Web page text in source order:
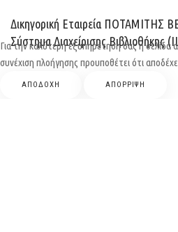
Δικηγορική Εταιρεία ΠΟΤΑΜΙΤΗΣ
Σύστημα Διαχείρισης Βιβλιοθήκης
Για την καλύτερη εξυπηρέτηση σας η σελίδα
συνέχιση πλοήγησης προυποθέτει ότι
ΑΠΟΔΟΧΗ ΑΠΟΡΡΙΨΗ